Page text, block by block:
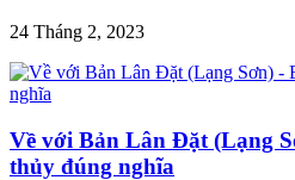
24 Tháng 2, 2023
Về với Bản Lân Đặt (Lạng
thủy đúng nghĩa